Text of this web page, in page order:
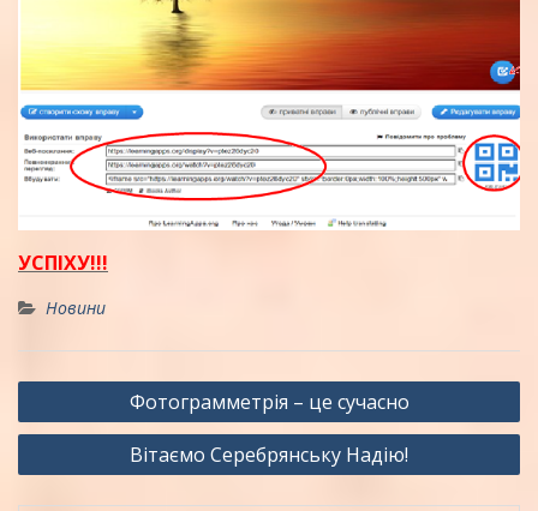
УСПІХУ!!!
Новини
Навігація
записів
Фотограмметрія – це сучасно
Вітаємо Серебрянську Надію!